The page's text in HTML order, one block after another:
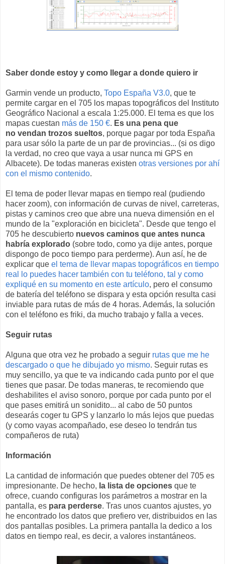
Saber donde estoy y como llegar a donde quiero ir
Garmin vende un producto, Topo España V3.0, que te
permite cargar en el 705 los mapas topográficos del Instituto
Geográfico Nacional a escala 1:25.000. El tema es que los
mapas cuestan más de 150 €. Es una pena que
no vendan trozos sueltos, porque pagar por toda España
para usar sólo la parte de un par de provincias... (si os digo
la verdad, no creo que vaya a usar nunca mi GPS en
Albacete). De todas maneras existen otras versiones por ahí
con el mismo contenido.
El tema de poder llevar mapas en tiempo real (pudiendo
hacer zoom), con información de curvas de nivel, carreteras,
pistas y caminos creo que abre una nueva dimensión en el
mundo de la "exploración en bicicleta". Desde que tengo el
705 he descubierto nuevos caminos que antes nunca
habría explorado (sobre todo, como ya dije antes, porque
dispongo de poco tiempo para perderme). Aun así, he de
explicar que el tema de llevar mapas topográficos en tiempo
real lo puedes hacer también con tu teléfono, tal y como
expliqué en su momento en este artículo, pero el consumo
de batería del teléfono se dispara y esta opción resulta casi
inviable para rutas de más de 4 horas. Además, la solución
con el teléfono es friki, da mucho trabajo y falla a veces.
Seguir rutas
Alguna que otra vez he probado a seguir rutas que me he
descargado o que he dibujado yo mismo. Seguir rutas es
muy sencillo, ya que te va indicando cada punto por el que
tienes que pasar. De todas maneras, te recomiendo que
deshabilites el aviso sonoro, porque por cada punto por el
que pases emitirá un sonidito... al cabo de 50 puntos
desearás coger tu GPS y lanzarlo lo más lejos que puedas
(y como vayas acompañado, ese deseo lo tendrán tus
compañeros de ruta)
Información
La cantidad de información que puedes obtener del 705 es
impresionante. De hecho, la lista de opciones que te
ofrece, cuando configuras los parámetros a mostrar en la
pantalla, es para perderse. Tras unos cuantos ajustes, yo
he encontrado los datos que prefiero ver, distribuidos en las
dos pantallas posibles. La primera pantalla la dedico a los
datos en tiempo real, es decir, a valores instantáneos.